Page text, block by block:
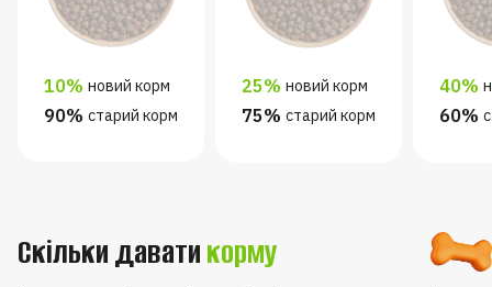
10% новий корм
90% старий корм
25% новий корм
75% старий корм
40%
60%
Скільки даватикорму